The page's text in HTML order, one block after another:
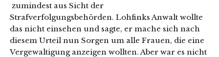
zumindest aus Sicht der
Strafverfolgungsbehörden. Lohfinks Anwalt wollte
das nicht einsehen und sagte, er mache sich nach
diesem Urteil nun Sorgen um alle Frauen, die eine
Vergewaltigung anzeigen wollten. Aber war es nicht